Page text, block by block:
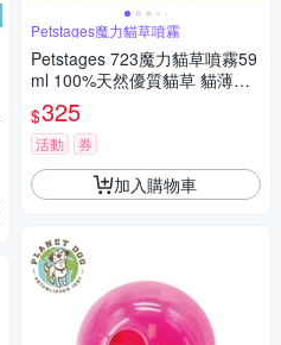
Petstages魔力貓草噴霧
Petstages 723魔力貓草噴霧59
ml 100%天然優質貓草 貓薄荷
抗憂鬱玩具 貓草 寵物玩具 延長
貓草香味
$325
活動 券
加入購物車